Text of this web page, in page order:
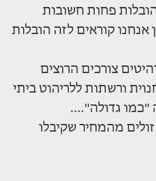
פחות חשובות
אנחנו קוראים לזה הובלות
צורכים הרוצים
"כמו גדולה"....
מהמחיר שקיבלו